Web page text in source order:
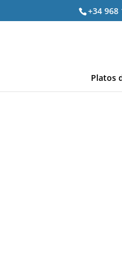
+34 968
Platos